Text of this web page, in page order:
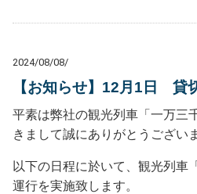
2024/08/08/
【お知らせ】12月1日 貸
平素は弊社の観光列車「一万三
きまして誠にありがとうござい
以下の日程に於いて、観光列車
運行を実施致します。